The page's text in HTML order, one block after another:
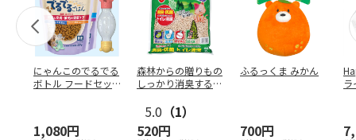
にゃんこのでるでる
ボトル フードセッ
1,080円
森林からの贈りもの
しっかり消臭するひ
5.0 （1）
520円
ふるっくま みかん
700円